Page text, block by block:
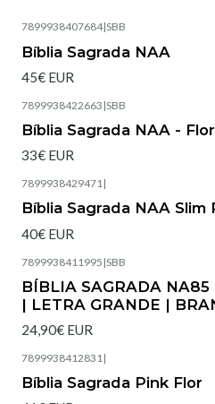
7899938407684|SBB
Bíblia Sagrada NAA
45€ EUR
7899938422663 |SBB
Bíblia Sagrada NAA -
33€ EUR
7899938429471|
Bíblia Sagrada NAA Slim
40€ EUR
7899938411995 |SBB
BÍBLIA SAGRADA NA85
| LETRA GRANDE |
24,90€ EUR
7899938412831 |
Bíblia Sagrada Pink Flor